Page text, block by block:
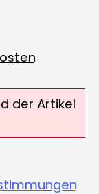
der Artikel